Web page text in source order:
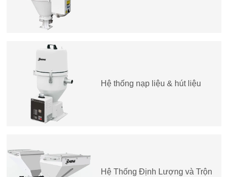
Hệ thống nạp liệu & hút liệu
Hệ Thống Định Lượng và Trộn